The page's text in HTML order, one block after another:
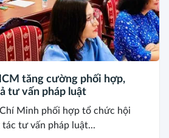
tăng cường phối hợp,
tư vấn pháp luật
Minh phối hợp tổ chức hội
tư vấn pháp luật...